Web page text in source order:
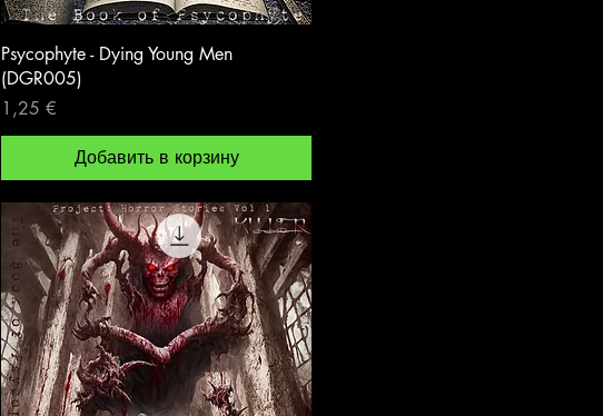
Psycophyte - Dying Young Men
(DGR005)
Цена
1,25 €
Добавить в корзину